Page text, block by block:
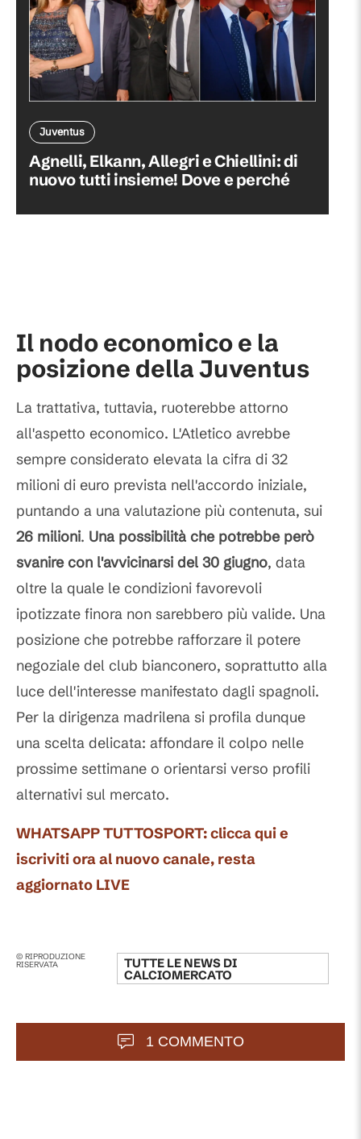
Juventus
Agnelli, Elkann, Allegri e Chiellini: di
nuovo tutti insieme! Dove e perché
Il nodo economico e la
posizione della Juventus
La trattativa, tuttavia, ruoterebbe attorno
all'aspetto economico. L'Atletico avrebbe
sempre considerato elevata la cifra di 32
milioni di euro prevista nell'accordo iniziale,
puntando a una valutazione più contenuta, sui
26 milioni. Una possibilità che potrebbe però
svanire con l'avvicinarsi del 30 giugno, data
oltre la quale le condizioni favorevoli
ipotizzate finora non sarebbero più valide. Una
posizione che potrebbe rafforzare il potere
negoziale del club bianconero, soprattutto alla
luce dell'interesse manifestato dagli spagnoli.
Per la dirigenza madrilena si profila dunque
una scelta delicata: affondare il colpo nelle
prossime settimane o orientarsi verso profili
alternativi sul mercato.
WHATSAPP TUTTOSPORT: clicca qui e
iscriviti ora al nuovo canale, resta
aggiornato LIVE
© RIPRODUZIONE
RISERVATA TUTTE LE NEWS DI
CALCIOMERCATO
1 COMMENTO